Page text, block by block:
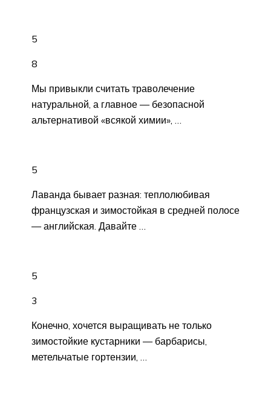
5
8
Мы привыкли считать траволечение
натуральной, а главное — безопасной
альтернативой «всякой химии», …
5
Лаванда бывает разная: теплолюбивая
французская и зимостойкая в средней полосе
— английская. Давайте …
5
3
Конечно, хочется выращивать не только
зимостойкие кустарники — барбарисы,
метельчатые гортензии, …